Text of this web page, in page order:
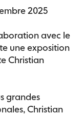
2025
avec le
une exposition
Christian
grandes
Christian